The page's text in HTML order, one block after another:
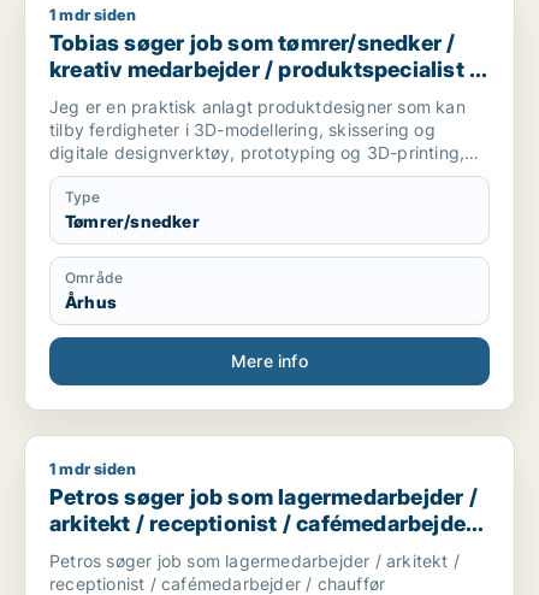
Tobias søger job som tømrer/snedker / kreativ
1 mdr siden
Tobias søger job som tømrer/snedker /
kreativ medarbejder / produktspecialist /
maler / naturmedarbejder
Jeg er en praktisk anlagt produktdesigner som kan
tilby ferdigheter i 3D-modellering, skissering og
digitale designverktøy, prototyping og 3D-printing,
samt trearbeid og bygging. Jeg er godt vant til å
jobbe gjennom hele prosessen, fra idé og
konseptutvikling til ferdig produkt. Jeg trives best når
jeg får skape noe med hendene.
Jeg søker stillinger innen produktdesign,
møbelsnekring og verkstedbasert arbeid, og har god
sans for presisjon, måltaking og det å bygge ting fra
bunnen. Jeg flytter til Aarhus og er tilgjengelig fra
Type
Tømrer/snedker
Område
Århus
Mere info
Petros søger job som lagermedarbejder / arkitekt /
1 mdr siden
Petros søger job som lagermedarbejder /
arkitekt / receptionist / cafémedarbejder /
chauffør
Petros søger job som lagermedarbejder / arkitekt /
receptionist / cafémedarbejder / chauffør